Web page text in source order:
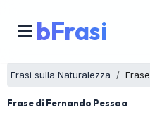
bFrasi
Frasi sulla Naturalezza Frase
Frase di Fernando Pessoa